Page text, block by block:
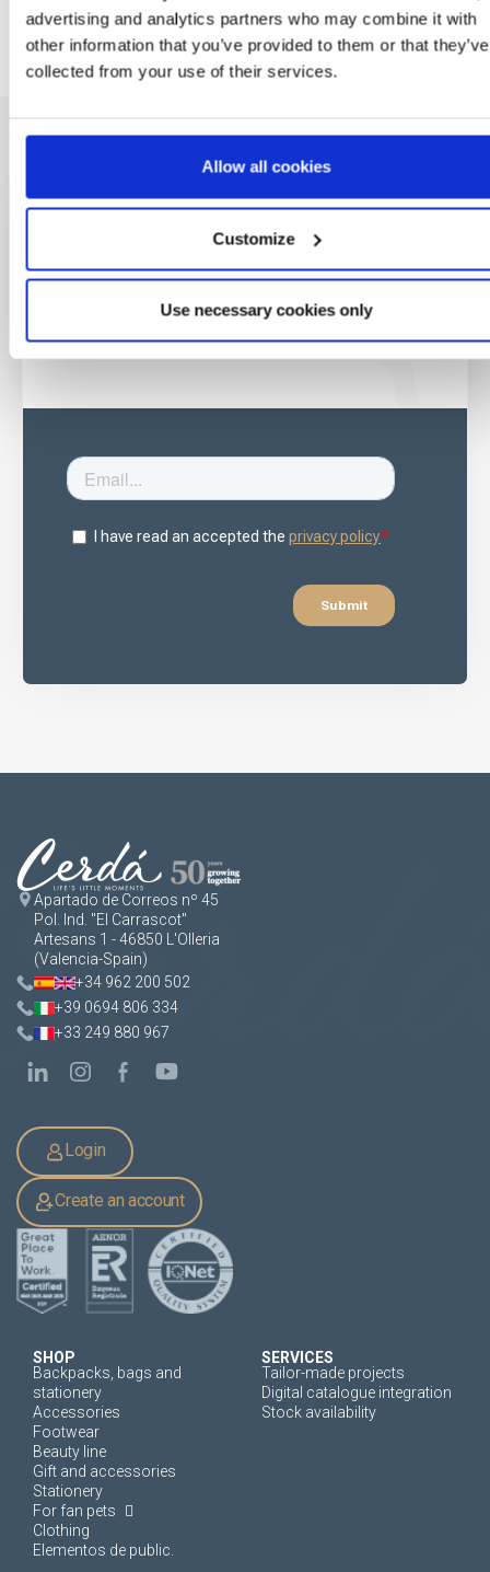
advertising and analytics partners who may combine it with
other information that you’ve provided to them or that they’ve
collected from your use of their services.
Allow all cookies
Customize
Use necessary cookies only
Be the first to
know
Special offers, events and news from the
world of licensing, all at the click of a button.
Apartado de Correos nº 45
Pol. Ind. "El Carrascot"
Artesans 1 - 46850 L'Olleria
(Valencia-Spain)
+34 962 200 502
+39 0694 806 334
+33 249 880 967
Login
Create an account
SHOP
Backpacks, bags and
stationery
Accessories
Footwear
Beauty line
Gift and accessories
Stationery
For fan pets
Clothing
Elementos de public.
SERVICES
Tailor-made projects
Digital catalogue integration
Stock availability